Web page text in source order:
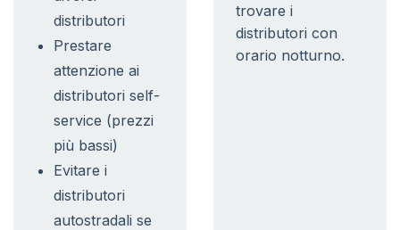
distributori
Prestare
attenzione ai
distributori self-
service (prezzi
più bassi)
Evitare i
distributori
autostradali se
trovare i
distributori con
orario notturno.